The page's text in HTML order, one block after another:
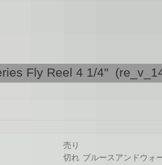
Fly Reel 4 1/4"
ブルースアンドウォ
売り
切れ